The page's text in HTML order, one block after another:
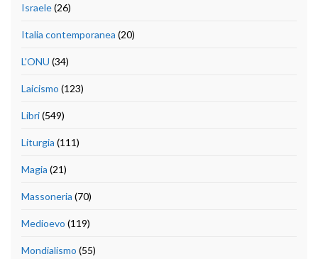
Israele(26)
Italia contemporanea (20)
L'ONU (34)
Laicismo (123)
Libri(549)
Liturgia (111)
Magia (21)
Massoneria (70)
Medioevo (119)
Mondialismo (55)